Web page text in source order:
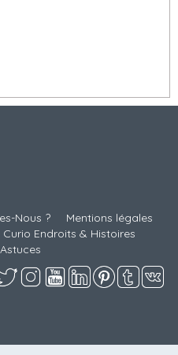
Nous ?
Mentions légales
Curio Endroits & Histoires